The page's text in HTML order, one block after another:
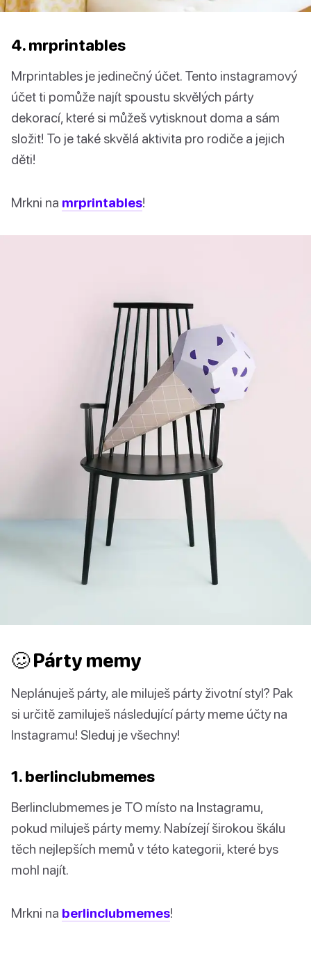
4. mrprintables
Mrprintables je jedinečný účet. Tento instagramový
účet ti pomůže najít spoustu skvělých párty
dekorací, které si můžeš vytisknout doma a sám
složit! To je také skvělá aktivita pro rodiče a jejich
děti!
Mrkni na mrprintables!
🥴 Párty memy
Neplánuješ párty, ale miluješ párty životní styl? Pak
si určitě zamiluješ následující párty meme účty na
Instagramu! Sleduj je všechny!
1. berlinclubmemes
Berlinclubmemes je TO místo na Instagramu,
pokud miluješ párty memy. Nabízejí širokou škálu
těch nejlepších memů v této kategorii, které bys
mohl najít.
Mrkni na berlinclubmemes!